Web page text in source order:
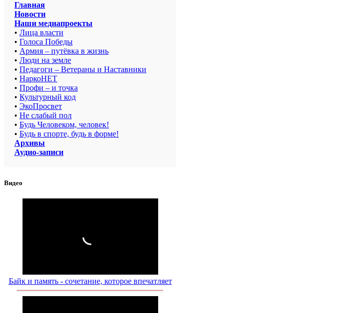
Главная
Новости
Наши медиапроекты
• Лица власти
• Голоса Победы
• Армия – путёвка в жизнь
• Люди на земле
• Педагоги – Ветераны и Наставники
• НаркоНЕТ
• Профи – и точка
• Культурный код
• ЭкоПросвет
• Не слабый пол
• Будь Человеком, человек!
• Будь в спорте, будь в форме!
Архивы
Аудио-записи
Видео
Байк и память - сочетание, которое впечатляет